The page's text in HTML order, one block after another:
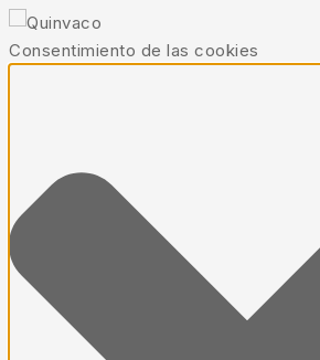
Consentimiento de las cookies